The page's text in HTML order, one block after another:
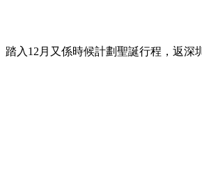
踏入12月又係時候計劃聖誕行程，返深